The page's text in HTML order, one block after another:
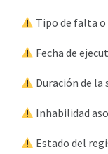
Tipo de falta o
Fecha de
Duración de la
Inhabilidad
Estado del